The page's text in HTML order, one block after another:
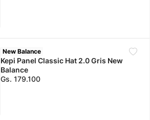
New Balance
Kepi Panel Classic Hat 2.0 Gris New
Balance
Gs. 179.100